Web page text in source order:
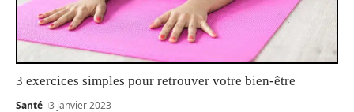
3 exercices simples pour retrouver votre bien-être
Santé 3 janvier 2023